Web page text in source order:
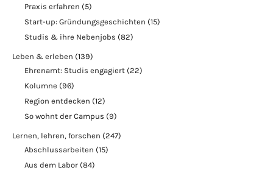
Praxis erfahren (5)
Start-up: Gründungsgeschichten (15)
Studis & ihre Nebenjobs (82)
Leben & erleben (139)
Ehrenamt: Studis engagiert (22)
Kolumne (96)
Region entdecken (12)
So wohnt der Campus (9)
Lernen, lehren, forschen (247)
Abschlussarbeiten (15)
Aus dem Labor (84)